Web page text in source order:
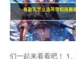
们一起来看看吧！ 1